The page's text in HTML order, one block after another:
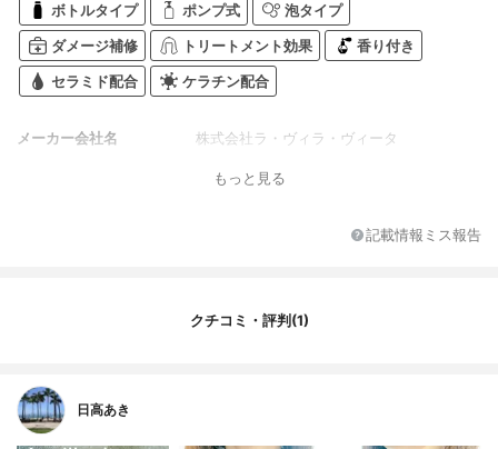
ボトルタイプ ポンプ式 泡タイプ
ダメージ補修 トリートメント効果 香り付き
セラミド配合 ケラチン配合
メーカー会社名 株式会社ラ・ヴィラ・ヴィータ
もっと見る
記載情報ミス報告
クチコミ・評判(1)
日高あき